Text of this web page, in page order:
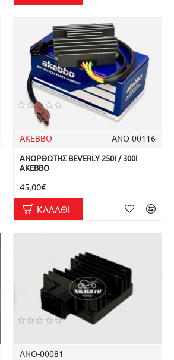
AKEBBO ΑΝΟ-00116
ΑΝΟΡΘΩΤΗΣ BEVERLY 250I / 300I
AKEBBO
45,00€
ΚΑΛΆΘΙ
ΑΝΟ-00081